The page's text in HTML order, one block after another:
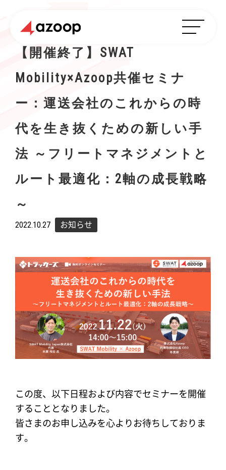
【開催終了】SWAT
Mobility×Azoop共催セミナ
ー：運送会社のこれからの時
代を生き抜くための新しい手
法 ～フリートマネジメントと
ルート最適化：2軸の成長戦略
～
2022.10.27 お知らせ
この度、以下日程および内容でセミナーを開催
することとなりました。
皆さまのお申し込みを心よりお待ちしておりま
す。